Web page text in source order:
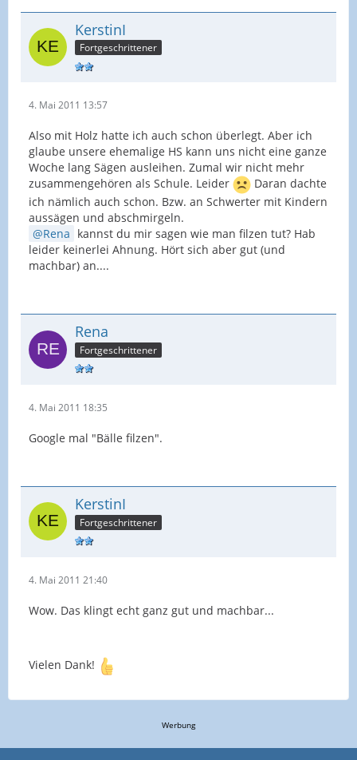
KerstinI
Fortgeschrittener
4. Mai 2011 13:57
Also mit Holz hatte ich auch schon überlegt. Aber ich
glaube unsere ehemalige HS kann uns nicht eine ganze
Woche lang Sägen ausleihen. Zumal wir nicht mehr
zusammengehören als Schule. Leider
Daran dachte
ich nämlich auch schon. Bzw. an Schwerter mit Kindern
aussägen und abschmirgeln.
Rena kannst du mir sagen wie man filzen tut? Hab
leider keinerlei Ahnung. Hört sich aber gut (und
machbar) an....
Rena
Fortgeschrittener
4. Mai 2011 18:35
Google mal "Bälle filzen".
KerstinI
Fortgeschrittener
4. Mai 2011 21:40
Wow. Das klingt echt ganz gut und machbar...
Vielen Dank!
Werbung